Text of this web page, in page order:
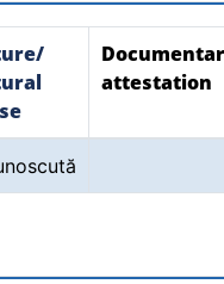
attestation